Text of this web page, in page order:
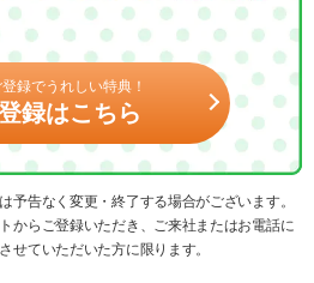
録でうれしい特典！
録はこちら
告なく変更・終了する場合がございます。
からご登録いただき、ご来社またはお電話に
せていただいた方に限ります。